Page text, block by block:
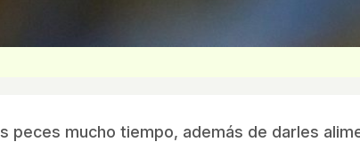
peces mucho tiempo, además de darles